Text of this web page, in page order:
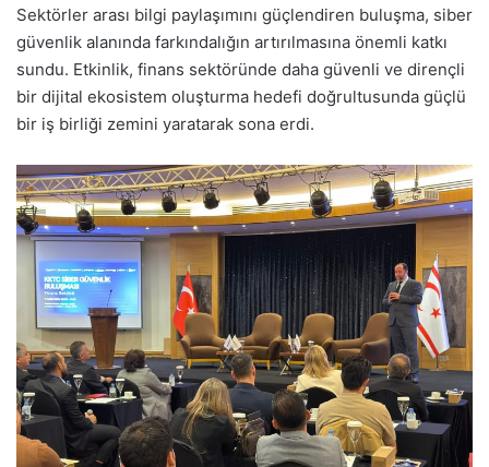
Sektörler arası bilgi paylaşımını güçlendiren buluşma, siber
güvenlik alanında farkındalığın artırılmasına önemli katkı
sundu. Etkinlik, finans sektöründe daha güvenli ve dirençli
bir dijital ekosistem oluşturma hedefi doğrultusunda güçlü
bir iş birliği zemini yaratarak sona erdi.